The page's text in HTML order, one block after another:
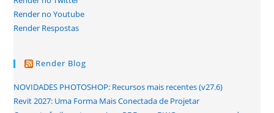
Render no Youtube
Render Respostas
Render Blog
NOVIDADES PHOTOSHOP: Recursos mais recentes (v27.6)
Revit 2027: Uma Forma Mais Conectada de Projetar